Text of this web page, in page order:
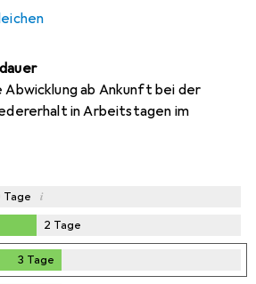
Abwicklung ab Ankunft bei der
in Arbeitstagen im
Tage i
2 Tage
3 Tage